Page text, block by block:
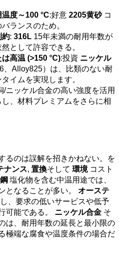
度～100 °C:好意 2205黄砂コ
ランスのため。
約: 316L
15年未満の耐用年数が
として許容できる。
高温 (>150 °C):投資 ニッケル
、Alloy825）は、比類のない耐
イムを実現します。
/ニッケル合金の高い強度を活用
、材料プレミアムをさらに相
るのは誤解を招きかねない。を
ナンス, 置換そして 環境コスト
塩化物を含む中温用途では、
となることが多い。 オーステ
、要求の低いサービスや低予
可能である。 ニッケル合金 そ
は、耐用年数の延長と最小限の
極端な腐食や温度条件の場合だ